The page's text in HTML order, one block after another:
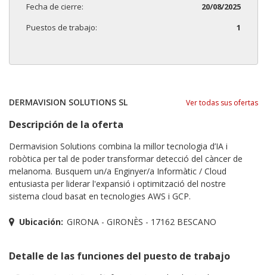
Fecha de cierre:
20/08/2025
Puestos de trabajo:
1
DERMAVISION SOLUTIONS SL Ver todas sus ofertas
Descripción de la oferta
Dermavision Solutions combina la millor tecnologia d’IA i
robòtica per tal de poder transformar detecció del càncer de
melanoma. Busquem un/a Enginyer/a Informàtic / Cloud
entusiasta per liderar l'expansió i optimització del nostre
sistema cloud basat en tecnologies AWS i GCP.
Ubicación: GIRONA - GIRONÈS - 17162 BESCANO
Detalle de las funciones del puesto de trabajo